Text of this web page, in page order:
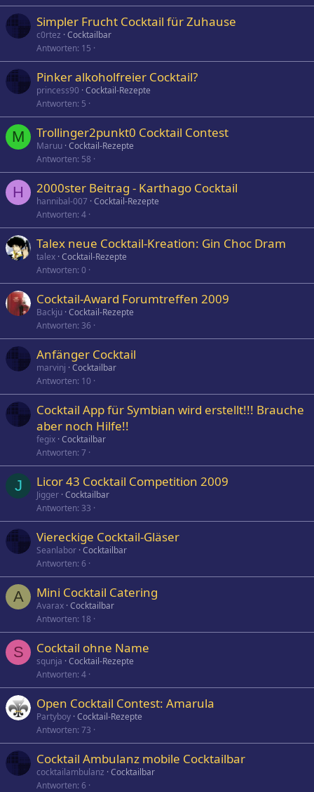
p
Simpler Frucht Cocktail für Zuhause
c0rtez Cocktailbar
Antworten 15
Pinker alkoholfreier Cocktail?
princess90 Cocktail-Rezepte
Antworten 5
M Trollinger2punkt0 Cocktail Contest
Maruu Cocktail-Rezepte
Antworten 58
H 2000ster Beitrag - Karthago Cocktail
hannibal-007 Cocktail-Rezepte
Antworten 4
Talex neue Cocktail-Kreation: Gin Choc Dram
talex Cocktail-Rezepte
Antworten 0
Cocktail-Award Forumtreffen 2009
Backju Cocktail-Rezepte
Antworten 36
Anfänger Cocktail
marvinj Cocktailbar
Antworten 10
Cocktail App für Symbian wird erstellt!!! Brauche
aber noch Hilfe!!
fegix Cocktailbar
Antworten 7
J Licor 43 Cocktail Competition 2009
Jigger Cocktailbar
Antworten 33
Viereckige Cocktail-Gläser
Seanlabor Cocktailbar
Antworten 6
A Mini Cocktail Catering
Avarax Cocktailbar
Antworten 18
S Cocktail ohne Name
squnja Cocktail-Rezepte
Antworten 4
Open Cocktail Contest: Amarula
Partyboy Cocktail-Rezepte
Antworten 73
Cocktail Ambulanz mobile Cocktailbar
cocktailambulanz Cocktailbar
Antworten 6